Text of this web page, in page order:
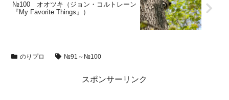
№100 オオツキ（ジョン・コルトレーン
『My Favorite Things』）
のりプロ №91～№100
スポンサーリンク